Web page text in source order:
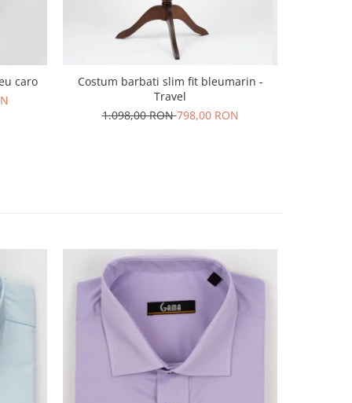
caro
Costum barbati slim fit bleumarin -
Travel
1.098,00 RON798,00 RON